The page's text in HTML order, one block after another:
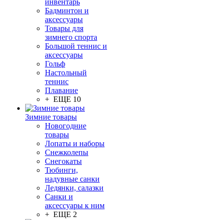
инвентарь
Бадминтон и
аксессуары
Товары для
зимнего спорта
Большой теннис и
аксессуары
Гольф
Настольный
теннис
Плавание
+ ЕЩЕ 10
Зимние товары
Новогодние
товары
Лопаты и наборы
Снежколепы
Снегокаты
Тюбинги,
надувные санки
Ледянки, салазки
Санки и
аксессуары к ним
+ ЕЩЕ 2